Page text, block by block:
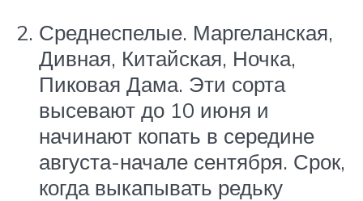
Среднеспелые. Маргеланская,
Дивная, Китайская, Ночка,
Пиковая Дама. Эти сорта
высевают до 10 июня и
начинают копать в середине
августа-начале сентября. Срок,
когда выкапывать редьку